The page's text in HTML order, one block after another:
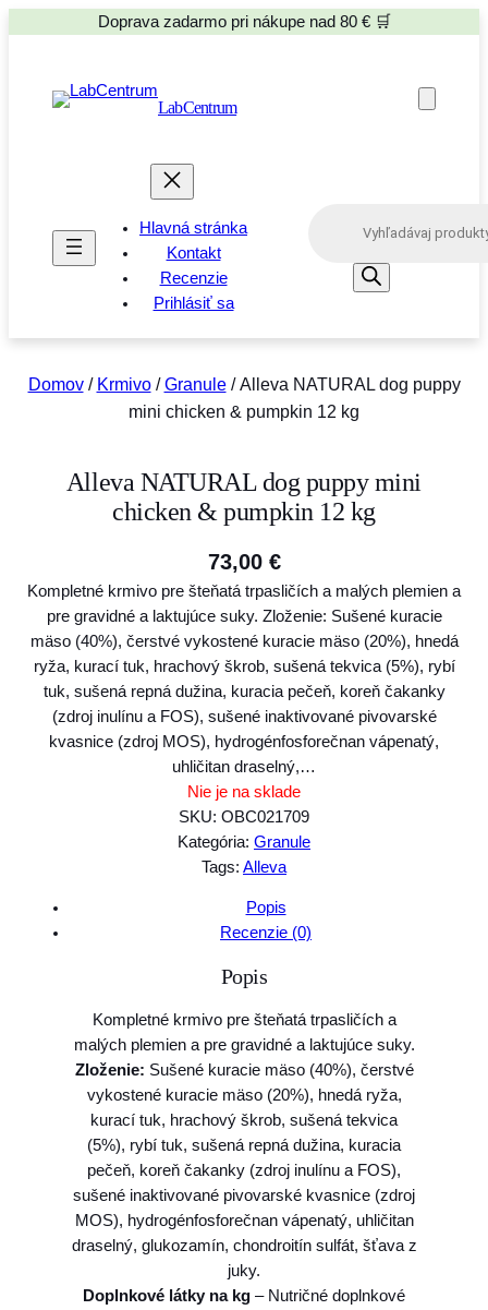
Doprava zadarmo pri nákupe nad 80 € 🛒
LabCentrum
Hlavná stránka
Kontakt
Recenzie
Prihlásiť sa
s
e
r
Domov/ Krmivo/Granule/ Alleva NATURAL dog puppy
mini chicken & pumpkin 12 kg
Alleva NATURAL dog puppy mini
chicken & pumpkin 12 kg
73,00 €
Kompletné krmivo pre šteňatá trpasličích a malých plemien a
pre gravidné a laktujúce suky. Zloženie: Sušené kuracie
mäso (40%), čerstvé vykostené kuracie mäso (20%), hnedá
ryža, kurací tuk, hrachový škrob, sušená tekvica (5%), rybí
tuk, sušená repná dužina, kuracia pečeň, koreň čakanky
(zdroj inulínu a FOS), sušené inaktivované pivovarské
kvasnice (zdroj MOS), hydrogénfosforečnan vápenatý,
uhličitan draselný,…
Nie je na sklade
SKU: OBC021709
Kategória: Granule
Tags: Alleva
Popis
Recenzie (0)
Popis
Kompletné krmivo pre šteňatá trpasličích a
malých plemien a pre gravidné a laktujúce suky.
Zloženie: Sušené kuracie mäso (40%), čerstvé
vykostené kuracie mäso (20%), hnedá ryža,
kurací tuk, hrachový škrob, sušená tekvica
(5%), rybí tuk, sušená repná dužina, kuracia
pečeň, koreň čakanky (zdroj inulínu a FOS),
sušené inaktivované pivovarské kvasnice (zdroj
MOS), hydrogénfosforečnan vápenatý, uhličitan
draselný, glukozamín, chondroitín sulfát, šťava z
juky.
Doplnkové látky na kg – Nutričné doplnkové